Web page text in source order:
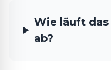
Wie läuft
ab?